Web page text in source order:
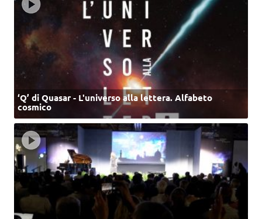
‘Q’ di Quasar - L'universo alla lettera. Alfabeto
cosmico